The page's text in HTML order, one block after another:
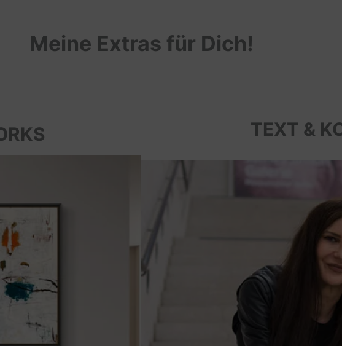
Meine Extras für Dich!
TEXT &